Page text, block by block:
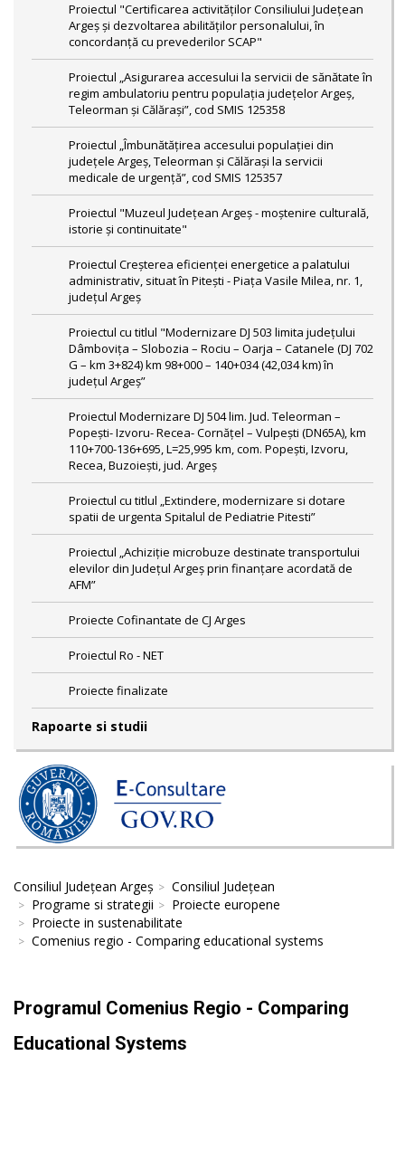
Proiectul "Certificarea activităţilor Consiliului Judeţean
Argeş şi dezvoltarea abilităţilor personalului, în
concordanţă cu prevederilor SCAP"
Proiectul „Asigurarea accesului la servicii de sănătate în
regim ambulatoriu pentru populația județelor Argeș,
Teleorman și Călărași”, cod SMIS 125358
Proiectul „Îmbunătățirea accesului populației din
județele Argeș, Teleorman și Călărași la servicii
medicale de urgență”, cod SMIS 125357
Proiectul "Muzeul Județean Argeș - moștenire culturală,
istorie și continuitate"
Proiectul Creşterea eficienţei energetice a palatului
administrativ, situat în Piteşti - Piaţa Vasile Milea, nr. 1,
judeţul Argeş
Proiectul cu titlul "Modernizare DJ 503 limita județului
Dâmbovița – Slobozia – Rociu – Oarja – Catanele (DJ 702
G – km 3+824) km 98+000 – 140+034 (42,034 km) în
județul Argeș”
Proiectul Modernizare DJ 504 lim. Jud. Teleorman –
Popeşti- Izvoru- Recea- Cornăţel – Vulpeşti (DN65A), km
110+700-136+695, L=25,995 km, com. Popeşti, Izvoru,
Recea, Buzoieşti, jud. Argeş
Proiectul cu titlul „Extindere, modernizare si dotare
spatii de urgenta Spitalul de Pediatrie Pitesti”
Proiectul „Achiziție microbuze destinate transportului
elevilor din Județul Argeș prin finanțare acordată de
AFM”
Proiecte Cofinantate de CJ Arges
Proiectul Ro - NET
Proiecte finalizate
Rapoarte si studii
Consiliul Județean Argeș
Consiliul Județean
Programe si strategii
Proiecte europene
Proiecte in sustenabilitate
Comenius regio - Comparing educational systems
Programul Comenius Regio - Comparing
Educational Systems